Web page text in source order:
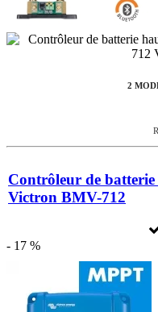
2
Contrôleur de
Victron BMV-712
- 17 %